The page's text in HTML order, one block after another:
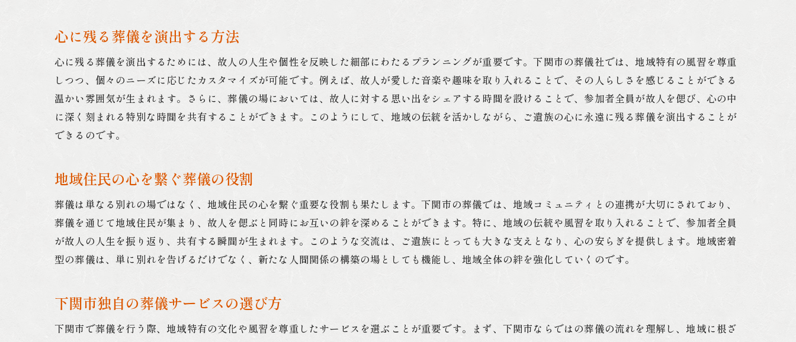
心に残る葬儀を演出する方法
心に残る葬儀を演出するためには、故人の人生や個性を反映した細部にわたるプランニングが重要です。下関市の葬儀社では、地域特有の風習を尊重
しつつ、個々のニーズに応じたカスタマイズが可能です。例えば、故人が愛した音楽や趣味を取り入れることで、その人らしさを感じることができる
温かい雰囲気が生まれます。さらに、葬儀の場においては、故人に対する思い出をシェアする時間を設けることで、参加者全員が故人を偲び、心の中
に深く刻まれる特別な時間を共有することができます。このようにして、地域の伝統を活かしながら、ご遺族の心に永遠に残る葬儀を演出することが
できるのです。
地域住民の心を繋ぐ葬儀の役割
葬儀は単なる別れの場ではなく、地域住民の心を繋ぐ重要な役割も果たします。下関市の葬儀では、地域コミュニティとの連携が大切にされており、
葬儀を通じて地域住民が集まり、故人を偲ぶと同時にお互いの絆を深めることができます。特に、地域の伝統や風習を取り入れることで、参加者全員
が故人の人生を振り返り、共有する瞬間が生まれます。このような交流は、ご遺族にとっても大きな支えとなり、心の安らぎを提供します。地域密着
型の葬儀は、単に別れを告げるだけでなく、新たな人間関係の構築の場としても機能し、地域全体の絆を強化していくのです。
下関市独自の葬儀サービスの選び方
下関市で葬儀を行う際、地域特有の文化や風習を尊重したサービスを選ぶことが重要です。まず、下関市ならではの葬儀の流れを理解し、地域に根ざ